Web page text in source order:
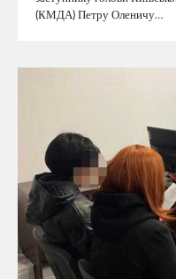
(КМДА) Петру Оленичу…